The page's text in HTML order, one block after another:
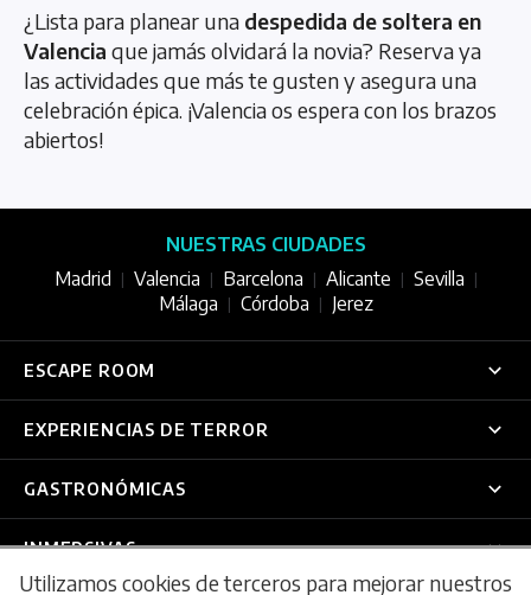
¿Lista para planear una despedida de soltera en
Valencia que jamás olvidará la novia? Reserva ya
las actividades que más te gusten y asegura una
celebración épica. ¡Valencia os espera con los brazos
abiertos!
NUESTRAS CIUDADES
Madrid
| Valencia | Barcelona | Alicante | Sevilla |
Málaga | Córdoba | Jerez
ESCAPE ROOM
Madrid | Valencia | Sevilla
The City
Madrid | Valencia
Madrid | Valencia
Classic Valencia
EXPERIENCIAS DE TERROR
Madrid | Valencia | Sevilla
GASTRONÓMICAS
INMERSIVAS
Suelo es Lava
Utilizamos cookies de terceros para mejorar nuestros